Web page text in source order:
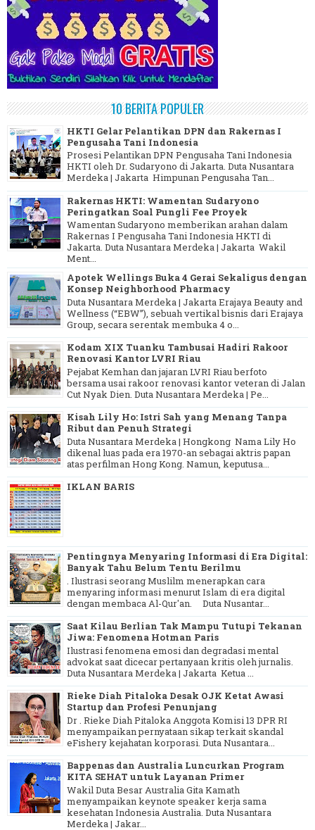
10 BERITA POPULER
HKTI Gelar Pelantikan DPN dan Rakernas I
Pengusaha Tani Indonesia
Prosesi Pelantikan DPN Pengusaha Tani Indonesia
HKTI oleh Dr. Sudaryono di Jakarta. Duta Nusantara
Merdeka | Jakarta Himpunan Pengusaha Tan...
Rakernas HKTI: Wamentan Sudaryono
Peringatkan Soal Pungli Fee Proyek
Wamentan Sudaryono memberikan arahan dalam
Rakernas I Pengusaha Tani Indonesia HKTI di
Jakarta. Duta Nusantara Merdeka | Jakarta Wakil
Ment...
Apotek Wellings Buka 4 Gerai Sekaligus dengan
Konsep Neighborhood Pharmacy
Duta Nusantara Merdeka | Jakarta Erajaya Beauty and
Wellness (“EBW”), sebuah vertikal bisnis dari Erajaya
Group, secara serentak membuka 4 o...
Kodam XIX Tuanku Tambusai Hadiri Rakoor
Renovasi Kantor LVRI Riau
Pejabat Kemhan dan jajaran LVRI Riau berfoto
bersama usai rakoor renovasi kantor veteran di Jalan
Cut Nyak Dien. Duta Nusantara Merdeka | Pe...
Kisah Lily Ho: Istri Sah yang Menang Tanpa
Ribut dan Penuh Strategi
Duta Nusantara Merdeka | Hongkong Nama Lily Ho
dikenal luas pada era 1970-an sebagai aktris papan
atas perfilman Hong Kong. Namun, keputusa...
IKLAN BARIS
Pentingnya Menyaring Informasi di Era Digital:
Banyak Tahu Belum Tentu Berilmu
. Ilustrasi seorang Muslilm menerapkan cara
menyaring informasi menurut Islam di era digital
dengan membaca Al-Qur'an. Duta Nusantar...
Saat Kilau Berlian Tak Mampu Tutupi Tekanan
Jiwa: Fenomena Hotman Paris
Ilustrasi fenomena emosi dan degradasi mental
advokat saat dicecar pertanyaan kritis oleh jurnalis.
Duta Nusantara Merdeka | Jakarta Ketua ...
Rieke Diah Pitaloka Desak OJK Ketat Awasi
Startup dan Profesi Penunjang
Dr . Rieke Diah Pitaloka Anggota Komisi 13 DPR RI
menyampaikan pernyataan sikap terkait skandal
eFishery kejahatan korporasi. Duta Nusantara...
Bappenas dan Australia Luncurkan Program
KITA SEHAT untuk Layanan Primer
Wakil Duta Besar Australia Gita Kamath
menyampaikan keynote speaker kerja sama
kesehatan Indonesia Australia. Duta Nusantara
Merdeka | Jakar...